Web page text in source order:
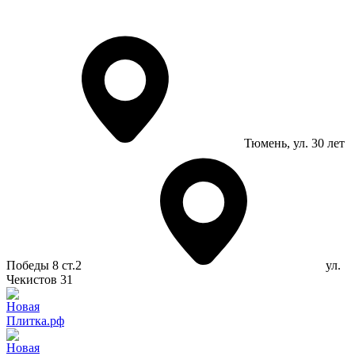
Тюмень, ул. 30 лет
Победы 8 ст.2
ул.
Чекистов 31